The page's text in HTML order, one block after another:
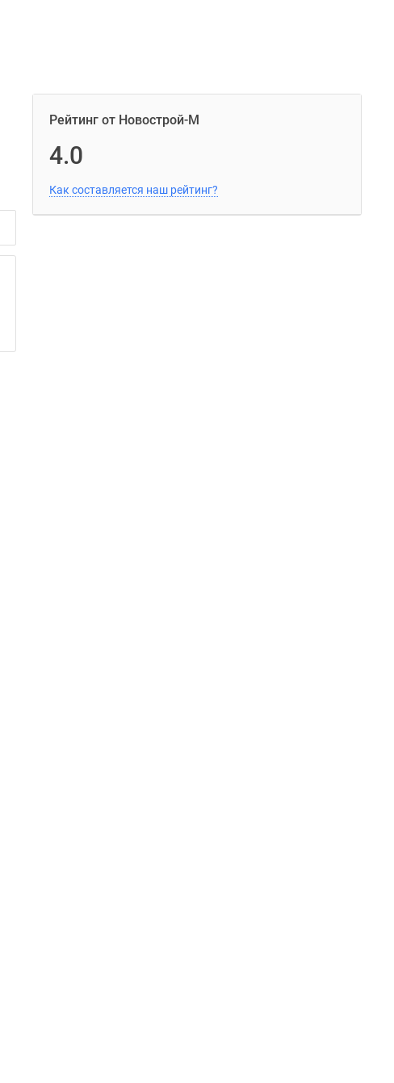
Рейтинг от Новострой-М
4.0
Как составляется наш рейтинг?